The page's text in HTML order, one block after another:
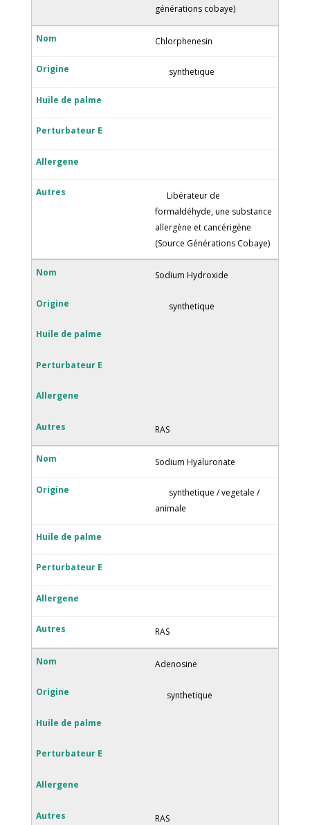
générations cobaye)
Chlorphenesin
synthetique
Libérateur de
formaldéhyde, une substance
allergène et cancérigène
(Source Générations Cobaye)
Sodium Hydroxide
synthetique
RAS
Sodium Hyaluronate
synthetique / vegetale /
animale
RAS
Adenosine
synthetique
RAS